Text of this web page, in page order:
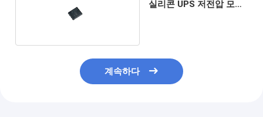
실리콘 UPS 저전압 모스
계속하다